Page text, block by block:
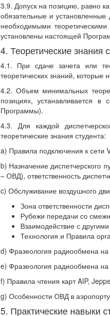
3.9. Допуск на позицию, равно
обязательные и
необходимыми
установлены настоящей
4. Теоретические знания
4.1. При сдаче зачета или
теоретических знаний, которые
4.2. Объем минимальных
позициях, устанавливается
Программы).
4.3. Для каждой
теоретические знания студента:
a) Правила подключения к сети
b) Назначение диспетчерского
– ОВД), ответственность
c) Обслуживание воздушного
Зона ответственности
Рубежи передачи со
Взаимодействие с
Технология и Правила
d) Фразеология радиообмена на
e) Фразеология радиообмена на
f) Правила чтения карт AIP,
g) Особенности ОВД в
5. Практические навыки